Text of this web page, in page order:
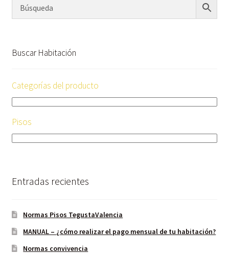
Buscar Habitación
Categorías del producto
Pisos
Entradas recientes
Normas Pisos TegustaValencia
MANUAL – ¿cómo realizar el pago mensual de tu habitación?
Normas convivencia